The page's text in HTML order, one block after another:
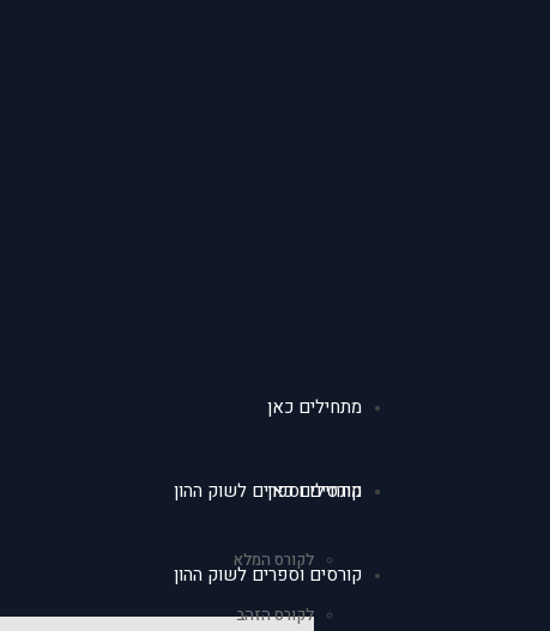
מתחילים כאן
קורסים וספרים לשוק ההון
לקורס המלא
לקורס הזהב
מתחילים כאן
קורסים וספרים לשוק ההון